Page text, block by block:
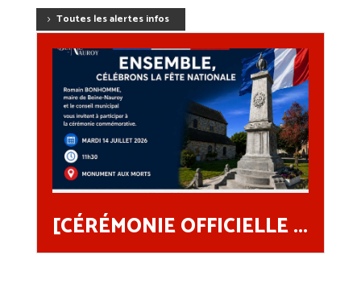
Toutes les alertes infos
[CÉRÉMONIE OFFICIELLE ...